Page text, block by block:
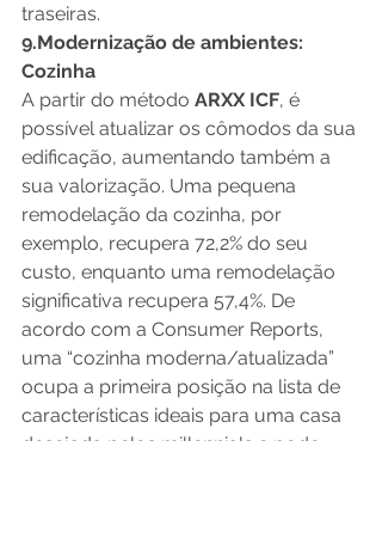
traseiras.
9.Modernização de ambientes:
Cozinha
A partir do método ARXX ICF, é
possível atualizar os cômodos da sua
edificação, aumentando também a
sua valorização. Uma pequena
remodelação da cozinha, por
exemplo, recupera 72,2% do seu
custo, enquanto uma remodelação
significativa recupera 57,4%. De
acordo com a Consumer Reports,
uma “cozinha moderna/atualizada”
ocupa a primeira posição na lista de
características ideais para uma casa
desejada pelos millennials e pode